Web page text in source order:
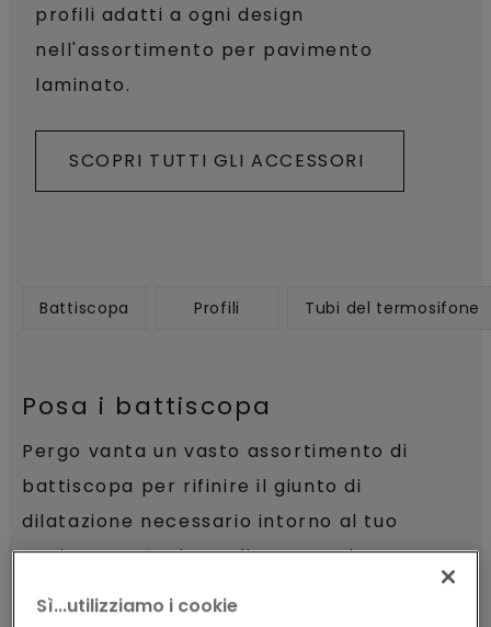
profili adatti a ogni design
nell'assortimento per pavimento
laminato.
SCOPRI TUTTI GLI ACCESSORI
Battiscopa Profili Tubi del termosifone
Posa i battiscopa
Pergo vanta un vasto assortimento di
battiscopa per rifinire il giunto di
dilatazione necessario intorno al tuo
pavimento. Puoi scegliere un colore
perfettamente abbinato o optare per un
Sì...utilizziamo i cookie